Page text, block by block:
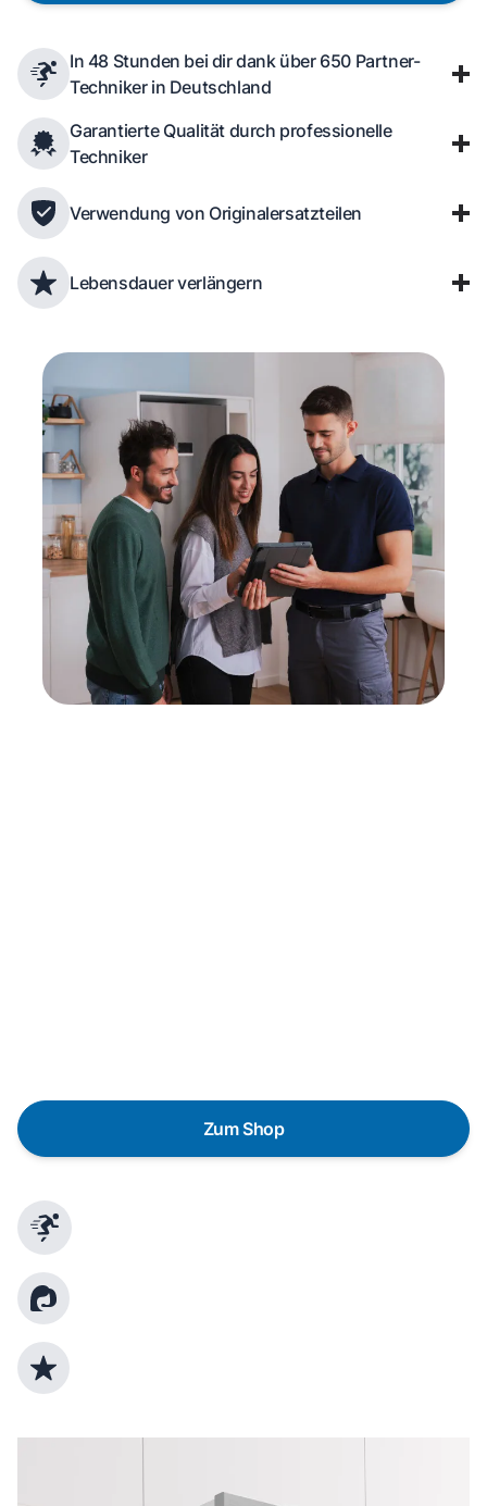
In 48 Stunden bei dir dank über 650 Partner-
Techniker in Deutschland
Garantierte Qualität durch professionelle
Techniker
Verwendung von Originalersatzteilen
Lebensdauer verlängern
Zum Shop